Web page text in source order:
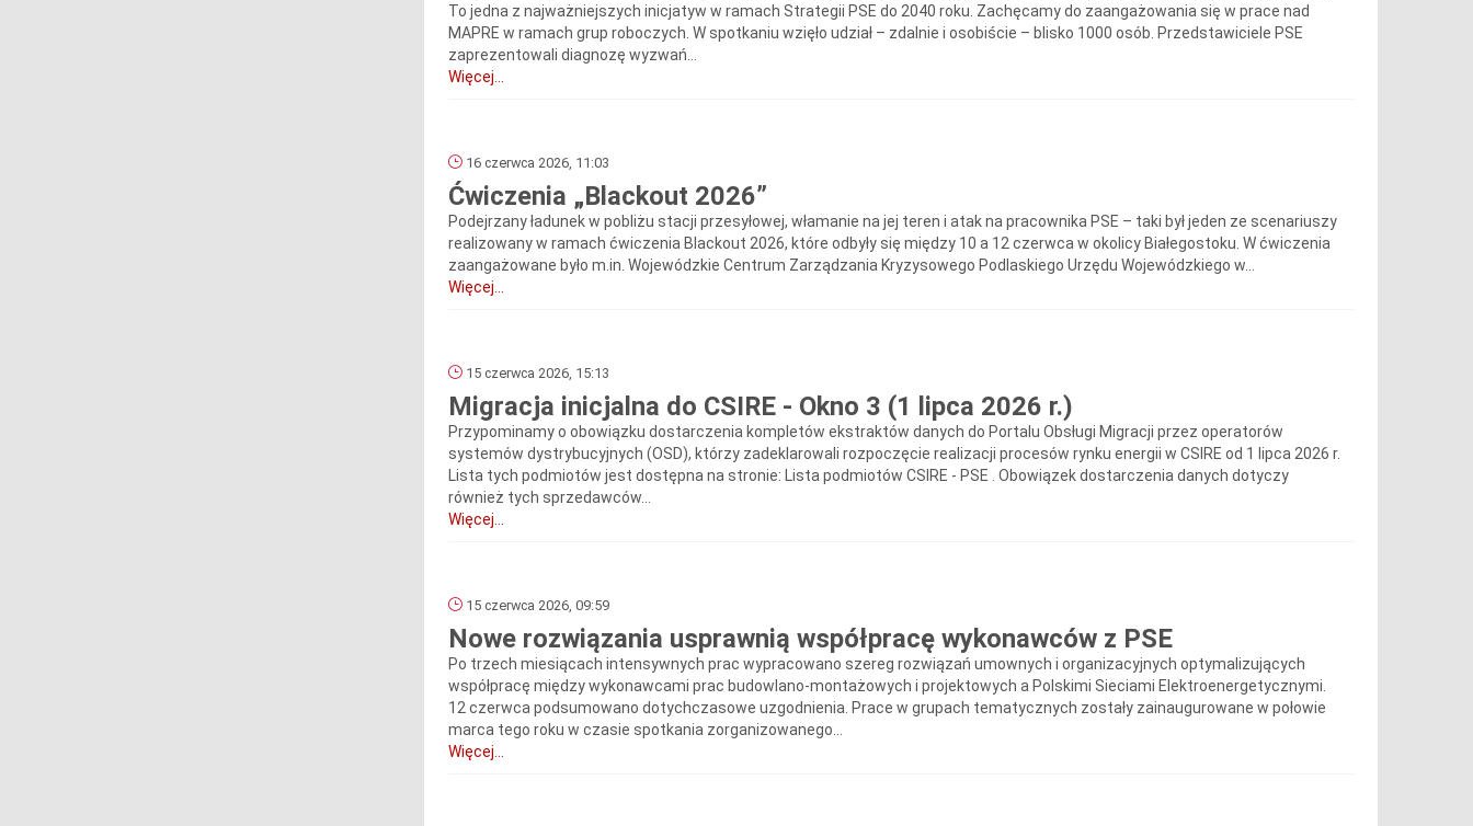
To jedna z najważniejszych inicjatyw w ramach Strategii PSE do 2040 roku. Zachęcamy do zaangażowania się w prace nad
MAPRE w ramach grup roboczych. W spotkaniu wzięło udział – zdalnie i osobiście – blisko 1000 osób. Przedstawiciele PSE
zaprezentowali diagnozę wyzwań...
Więcej...
16 czerwca 2026, 11:03
Ćwiczenia „Blackout 2026”
Podejrzany ładunek w pobliżu stacji przesyłowej, włamanie na jej teren i atak na pracownika PSE – taki był jeden ze scenariuszy
realizowany w ramach ćwiczenia Blackout 2026, które odbyły się między 10 a 12 czerwca w okolicy Białegostoku. W ćwiczenia
zaangażowane było m.in. Wojewódzkie Centrum Zarządzania Kryzysowego Podlaskiego Urzędu Wojewódzkiego w...
Więcej...
15 czerwca 2026, 15:13
Migracja inicjalna do CSIRE - Okno 3 (1 lipca 2026 r.)
Przypominamy o obowiązku dostarczenia kompletów ekstraktów danych do Portalu Obsługi Migracji przez operatorów
systemów dystrybucyjnych (OSD), którzy zadeklarowali rozpoczęcie realizacji procesów rynku energii w CSIRE od 1 lipca 2026 r.
Lista tych podmiotów jest dostępna na stronie: Lista podmiotów CSIRE - PSE . Obowiązek dostarczenia danych dotyczy
również tych sprzedawców...
Więcej...
15 czerwca 2026, 09:59
Nowe rozwiązania usprawnią współpracę wykonawców z PSE
Po trzech miesiącach intensywnych prac wypracowano szereg rozwiązań umownych i organizacyjnych optymalizujących
współpracę między wykonawcami prac budowlano-montażowych i projektowych a Polskimi Sieciami Elektroenergetycznymi.
12 czerwca podsumowano dotychczasowe uzgodnienia. Prace w grupach tematycznych zostały zainaugurowane w połowie
marca tego roku w czasie spotkania zorganizowanego...
Więcej...